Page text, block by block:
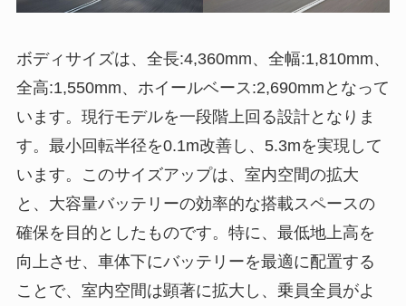
ボディサイズは、全長:4,360mm、全幅:1,810mm、
全高:1,550mm、ホイールベース:2,690mmとなって
います。現行モデルを一段階上回る設計となりま
す。最小回転半径を0.1m改善し、5.3mを実現して
います。このサイズアップは、室内空間の拡大
と、大容量バッテリーの効率的な搭載スペースの
確保を目的としたものです。特に、最低地上高を
向上させ、車体下にバッテリーを最適に配置する
ことで、室内空間は顕著に拡大し、乗員全員がよ